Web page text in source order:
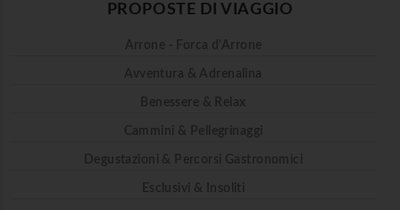
PROPOSTE DI VIAGGIO
Arrone - Forca d'Arrone
Avventura & Adrenalina
Benessere & Relax
Cammini & Pellegrinaggi
Degustazioni & Percorsi Gastronomici
Esclusivi & Insoliti